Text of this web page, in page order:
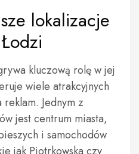
lokalizacje
kluczową rolę w jej
wiele atrakcyjnych
Jednym z
jest centrum miasta,
i samochodów